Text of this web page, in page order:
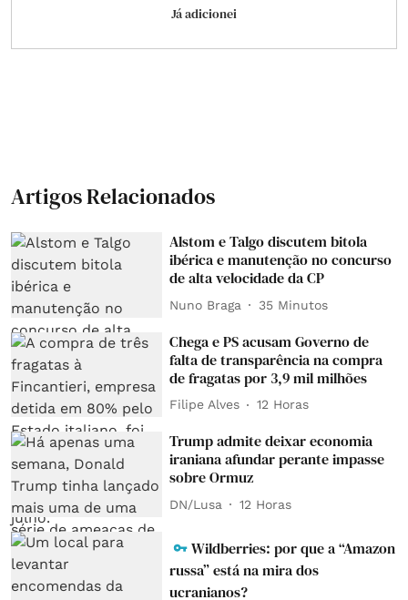
Já adicionei
Artigos Relacionados
Alstom e Talgo discutem bitola
ibérica e manutenção no concurso
de alta velocidade da CP
Nuno Braga 35 Minutos
Chega e PS acusam Governo de
falta de transparência na compra
de fragatas por 3,9 mil milhões
Filipe Alves 12 Horas
Trump admite deixar economia
iraniana afundar perante impasse
sobre Ormuz
DN/Lusa 12 Horas
Wildberries: por que a “Amazon
russa” está na mira dos
ucranianos?